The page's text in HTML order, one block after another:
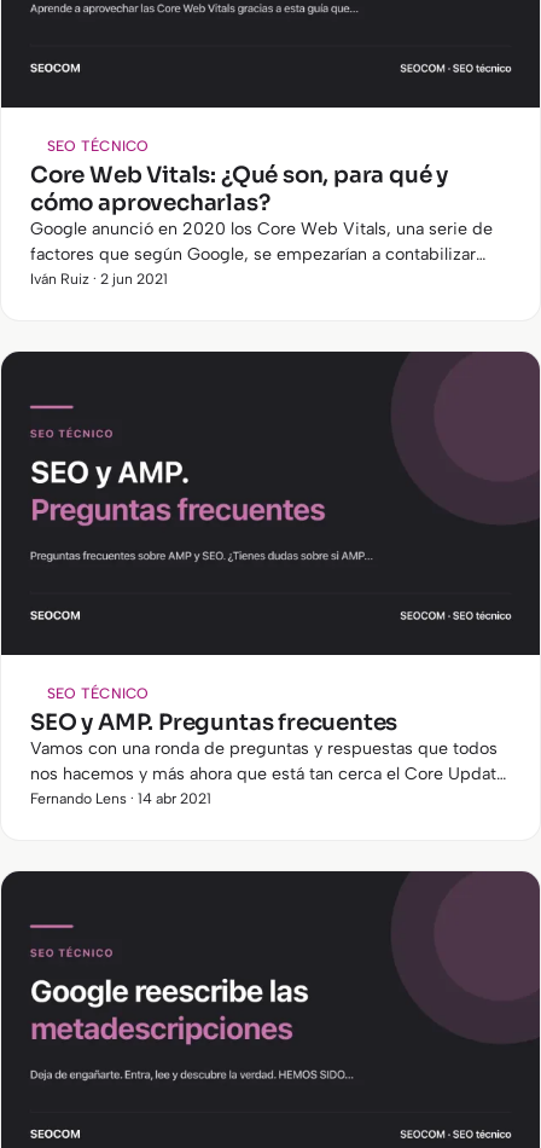
SEO TÉCNICO
Core Web Vitals: ¿Qué son, para qué y
cómo aprovecharlas?
Google anunció en 2020 los Core Web Vitals, una serie de
factores que según Google, se empezarían a contabilizar
dentro del algoritmo de posicionamiento que tiene Google a
Iván Ruiz · 2 jun 2021
SEO TÉCNICO
SEO y AMP. Preguntas frecuentes
Vamos con una ronda de preguntas y respuestas que todos
nos hacemos y más ahora que está tan cerca el Core Update
de mayo.
Fernando Lens · 14 abr 2021